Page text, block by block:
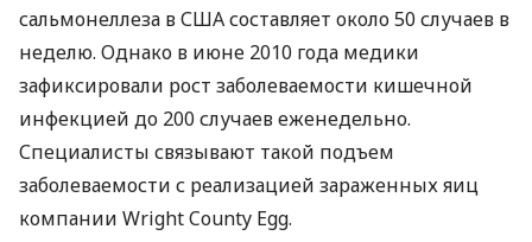
сальмонеллеза в США составляет около 50 случаев в
неделю. Однако в июне 2010 года медики
зафиксировали рост заболеваемости кишечной
инфекцией до 200 случаев еженедельно.
Специалисты связывают такой подъем
заболеваемости с реализацией зараженных яиц
компании Wright County Egg.